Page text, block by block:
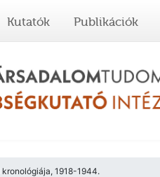
Kutatók Publikációk
1918-1944.